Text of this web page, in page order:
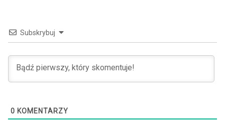
Subskrybuj
0 KOMENTARZY